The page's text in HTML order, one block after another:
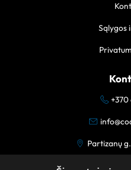
Sąlygos
+370
Partizanų